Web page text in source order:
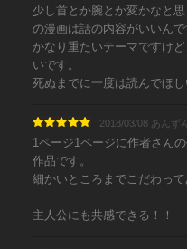
少し首とか腕とか変かなと
の漫画は話の内容がいいんで
かなり重たいテーマですけ
いです。
死ぬまでに一度は読んでほし
2018/03/08 あんず
1ページ1ページに作者さん
作品です。
細かいところまでこだわって
主人公にも共感できる！！